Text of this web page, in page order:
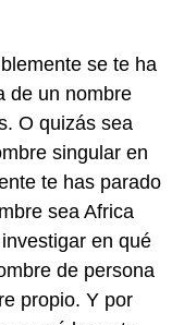
se te ha
de un nombre
O quizás sea
singular en
te has parado
sea Africa
en qué
de persona
propio. Y por